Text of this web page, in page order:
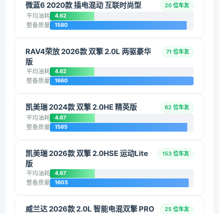
微蓝6 2020款 插电混动 互联时尚型 20 位车友
平均油耗 4.62
整备质量 1580
RAV4荣放 2026款 双擎 2.0L 两驱豪华
版
71 位车友
平均油耗 4.62
整备质量 1660
凯美瑞 2024款 双擎 2.0HE 精英版 62 位车友
平均油耗 4.67
整备质量 1585
凯美瑞 2026款 双擎 2.0HSE 运动Lite
版
153 位车友
平均油耗 4.67
整备质量 1605
威兰达 2026款 2.0L 智能电混双擎 PRO 25 位车友